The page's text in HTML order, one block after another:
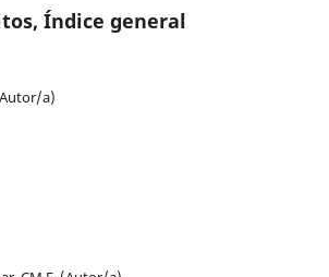
Índice general
a)